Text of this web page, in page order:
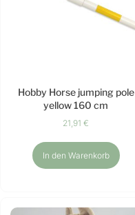
Hobby Horse jumping pole
yellow 160 cm
21,91€
In den Warenkorb